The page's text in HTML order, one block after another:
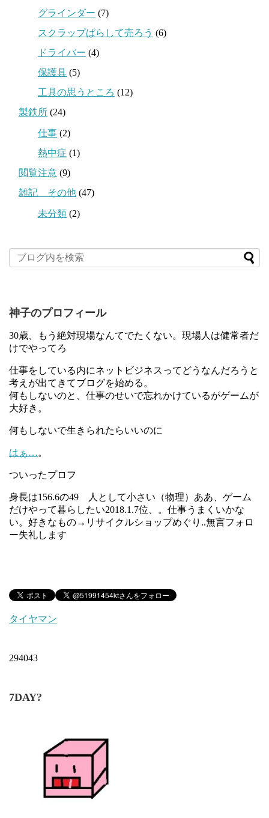
グラインダー (7)
スクラップばらして売ろう (6)
ドライバー (4)
保護具 (5)
工具の思うところ (12)
製鉄所 (24)
仕事 (2)
熱中症 (1)
閲覧注意 (9)
雑記 その他 (47)
未分類 (2)
神子のプロフィール
30歳、もう絶対現場なんてでたくない。現場人は健常者だ
けでやってろ
仕事をしている内にネットビジネスってどうなんだろうと
考えが出てきてブログを始める。
何もしないのと、仕事のせいで忘れかけているがゲームが
大好き。
何もしないで生きられたらいいのに
はぁ…。
ついったプロフ
身長は156.6の49 人として小さい（物理）ああ、ゲーム
だけやって暮らしたい2018.1.7位、。仕事うまくいかな
い。好きなもの→リサイクルショップめぐり..無言フォロ
ー失礼します
タイヤマン
294043
7DAY?